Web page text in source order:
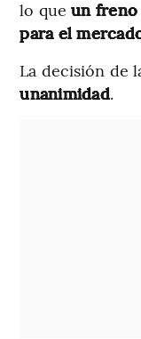
lo queun freno
para el
La decisión de
unanimidad.